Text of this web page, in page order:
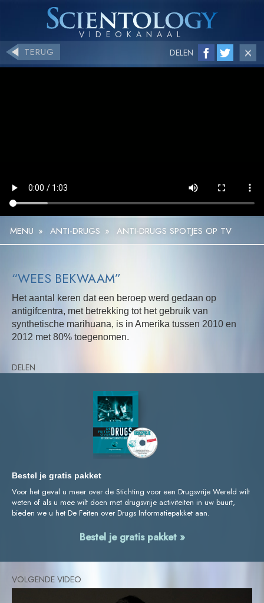
TERUG DELEN
MENU » ANTI-DRUGS » ANTI-DRUGS SPOTJES OP TV
“WEES BEKWAAM”
Het aantal keren dat een beroep werd gedaan op
antigifcentra, met betrekking tot het gebruik van
synthetische marihuana, is in Amerika tussen 2010 en
2012 met 80% toegenomen.
DELEN
Bestel je gratis pakket
Voor het geval u meer over de Stichting voor een Drugsvrije Wereld wilt
weten of als u mee wilt doen met drugsvrije activiteiten in uw buurt,
bieden we u het De Feiten over Drugs Informatiepakket aan.
Bestel je gratis pakket »